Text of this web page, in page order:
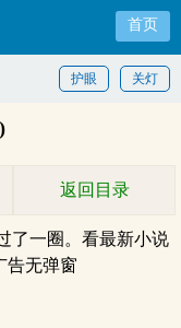
首页
关灯
护眼
返回目录
了一圈。看最新小说
告无弹窗